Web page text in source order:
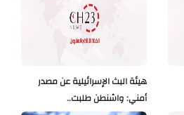
هيئة البث الإسرائيلية عن مصدر
أمني: واشنطن طلبت..